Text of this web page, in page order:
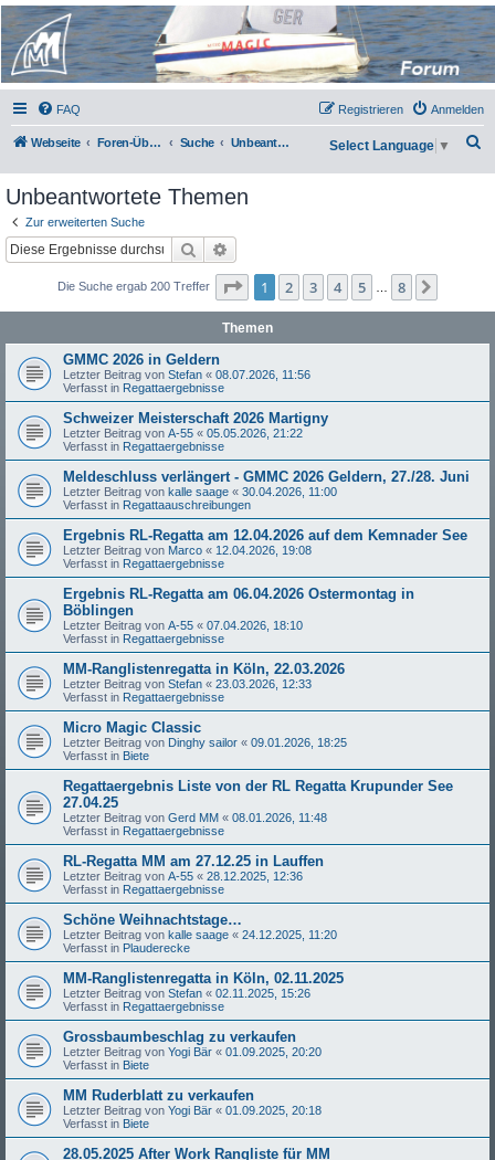
Micro Magic Forum
Deutschland
FAQ Anmelden
Registrieren
Webseite Foren-Übersicht Suche Unbeantwortete Themen Select Language ▼
Unbeantwortete Themen
Zur erweiterten Suche
Suche
Die Suche ergab 200 Treffer Seite 1von
1 2 3 4 5 8
Themen
GMMC 2026 in Geldern
Letzter Beitrag von Stefan « 08.07.2026, 11:56
Verfasst in Regattaergebnisse
Schweizer Meisterschaft 2026 Martigny
Letzter Beitrag von A-55 « 05.05.2026, 21:22
Verfasst in Regattaergebnisse
Meldeschluss verlängert - GMMC 2026 Geldern, 27./28. Juni
Letzter Beitrag von kalle saage « 30.04.2026, 11:00
Verfasst in Regattaauschreibungen
Ergebnis RL-Regatta am 12.04.2026 auf dem Kemnader See
Letzter Beitrag von Marco « 12.04.2026, 19:08
Verfasst in Regattaergebnisse
Ergebnis RL-Regatta am 06.04.2026 Ostermontag in
Böblingen
Letzter Beitrag von A-55 « 07.04.2026, 18:10
Verfasst in Regattaergebnisse
MM-Ranglistenregatta in Köln, 22.03.2026
Letzter Beitrag von Stefan « 23.03.2026, 12:33
Verfasst in Regattaergebnisse
Micro Magic Classic
Letzter Beitrag von Dinghy sailor « 09.01.2026, 18:25
Verfasst in Biete
Regattaergebnis Liste von der RL Regatta Krupunder See
27.04.25
Letzter Beitrag von Gerd MM « 08.01.2026, 11:48
Verfasst in Regattaergebnisse
RL-Regatta MM am 27.12.25 in Lauffen
Letzter Beitrag von A-55 « 28.12.2025, 12:36
Verfasst in Regattaergebnisse
Schöne Weihnachtstage…
Letzter Beitrag von kalle saage « 24.12.2025, 11:20
Verfasst in Plauderecke
MM-Ranglistenregatta in Köln, 02.11.2025
Letzter Beitrag von Stefan « 02.11.2025, 15:26
Verfasst in Regattaergebnisse
Grossbaumbeschlag zu verkaufen
Letzter Beitrag von Yogi Bär « 01.09.2025, 20:20
Verfasst in Biete
MM Ruderblatt zu verkaufen
Letzter Beitrag von Yogi Bär « 01.09.2025, 20:18
Verfasst in Biete
28.05.2025 After Work Rangliste für MM